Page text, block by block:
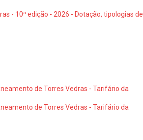
- 10ª edição - 2026 - Dotação, tipologias de
de Torres Vedras - Tarifário da
de Torres Vedras - Tarifário da